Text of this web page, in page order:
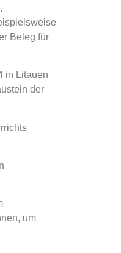
Beleg für
in Litauen
der
um